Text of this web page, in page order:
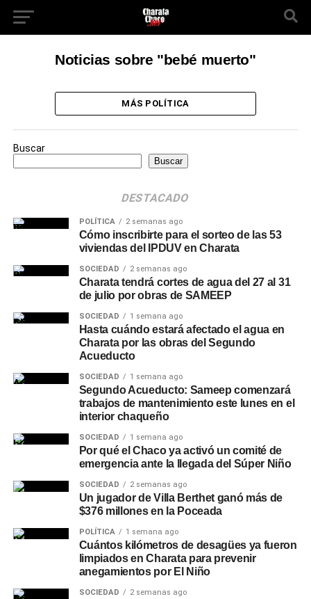
Noticias sobre "bebé muerto"
MÁS POLÍTICA
Buscar
Buscar
DESTACADO
POLÍTICA 2 semanas ago
Cómo inscribirte para el sorteo de las 53
viviendas del IPDUV en Charata
SOCIEDAD 2 semanas ago
Charata tendrá cortes de agua del 27 al 31
de julio por obras de SAMEEP
SOCIEDAD 1 semana ago
Hasta cuándo estará afectado el agua en
Charata por las obras del Segundo
Acueducto
SOCIEDAD 1 semana ago
Segundo Acueducto: Sameep comenzará
trabajos de mantenimiento este lunes en el
interior chaqueño
SOCIEDAD 1 semana ago
Por qué el Chaco ya activó un comité de
emergencia ante la llegada del Súper Niño
SOCIEDAD 2 semanas ago
Un jugador de Villa Berthet ganó más de
$376 millones en la Poceada
POLÍTICA 1 semana ago
Cuántos kilómetros de desagües ya fueron
limpiados en Charata para prevenir
anegamientos por El Niño
SOCIEDAD 2 semanas ago